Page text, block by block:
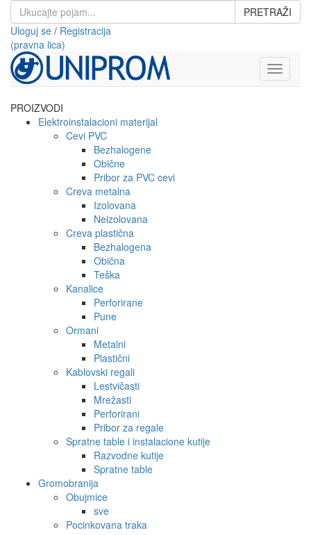
PRETRAŽI
Uloguj se / Registracija
(pravna lica)
Toggle
PROIZVODI
Elektroinstalacioni materijal
Cevi PVC
Bezhalogene
Obične
Pribor za PVC cevi
Creva metalna
Izolovana
Neizolovana
Creva plastična
Bezhalogena
Obična
Teška
Kanalice
Perforirane
Pune
Ormani
Metalni
Plastični
Kablovski regali
Lestvičasti
Mrežasti
Perforirani
Pribor za regale
Spratne table i instalacione kutije
Razvodne kutije
Spratne table
Gromobranija
Obujmice
sve
Pocinkovana traka